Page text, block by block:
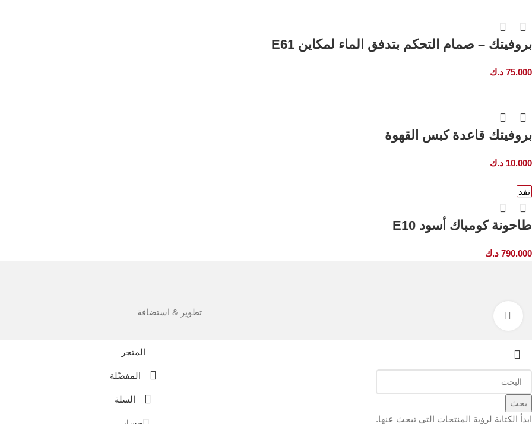
بروفيتك – صمام التحكم بتدفق الماء لمكاين E61
75.000 د.ك
بروفيتك قاعدة كبس القهوة
10.000 د.ك
نفد
طاحونة كومباك أسود E10
790.000 د.ك
تطوير & استضافة
بحث
ابدأ الكتابة لرؤية المنتجات التي تبحث عنها.
المتجر
المفضّلة
السلة